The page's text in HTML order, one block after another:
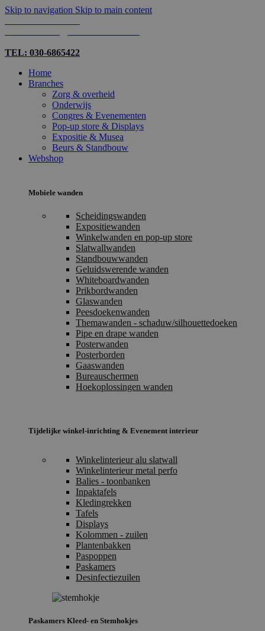
Skip to navigation Skip to main content
TEL: 030-6865422
Home
Branches
Zorg & overheid
Onderwijs
Congres & Evenementen
Pop-up store & Displays
Expositie & Musea
Beurs & Standbouw
Webshop
Mobiele wanden
Scheidingswanden
Expositiewanden
Winkelwanden en pop-up store
Slatwallwanden
Standbouwwanden
Geluidswerende wanden
Whiteboardwanden
Prikbordwanden
Glaswanden
Peesdoekenwanden
Themawanden - schaduw/silhouettedoeken
Pipe en drape wanden
Posterwanden
Posterborden
Gaaswanden
Bureauschermen
Hoekoplossingen wanden
Tijdelijke winkel-inrichting & Evenement interieur
Winkelinterieur alu slatwall
Winkelinterieur metal perfo
Balies - toonbanken
Inpaktafels
Kledingrekken
Tafels
Displays
Kolommen - zuilen
Plantenbakken
Paspoppen
Paskamers
Desinfectiezuilen
Paskamers Kleed- en Stemhokjes